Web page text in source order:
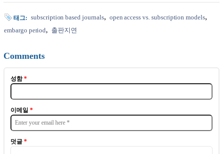
태그: subscription based journals
open access vs. subscription models
embargo period
출판지연
Comments
성함*
이메일 *
덧글 *